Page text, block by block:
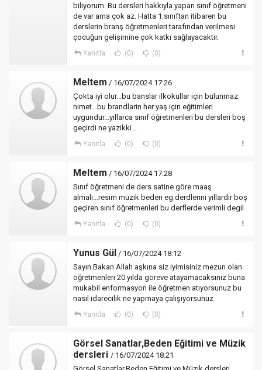
biliyorum. Bu dersleri hakkıyla yapan sınıf öğretmeni
de var ama çok az. Hatta 1.sınıftan itibaren bu
derslerin branş öğretmenleri tarafından verilmesi
çocuğun gelişimine çok katkı sağlayacaktır.
Yanıtla (0) (0)
Meltem / 16/07/2024 17:26
Çokta iyi olur...bu banslar ilkokullar için bulunmaz
nimet...bu brandlarin her yaş için eğitimleri
uygundur...yıllarca sınıf öğretmenleri bu dersleri boş
geçirdi ne yazikki...
Yanıtla (0) (0)
Meltem / 16/07/2024 17:28
Sınıf öğretmeni de ders satine göre maaş
almalı...resim müzik beden eg.derdlerini yıllardır boş
geçiren sınıf öğretmenleri bu derflerde verimli degil
Yanıtla (0) (0)
Yunus Gül / 16/07/2024 18:12
Sayın Bakan Allah aşkına siz iyimisiniz mezun olan
öğretmenleri 20 yılda göreve atayamacaksınız buna
mukabil enformasyon ile öğretmen atıyorsunuz bu
nasıl idarecilik ne yapmaya çalışıyorsunuz
Yanıtla (0) (0)
Görsel Sanatlar,Beden Eğitimi ve Müzik
dersleri / 16/07/2024 18:21